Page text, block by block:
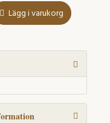
Lägg i varukorg